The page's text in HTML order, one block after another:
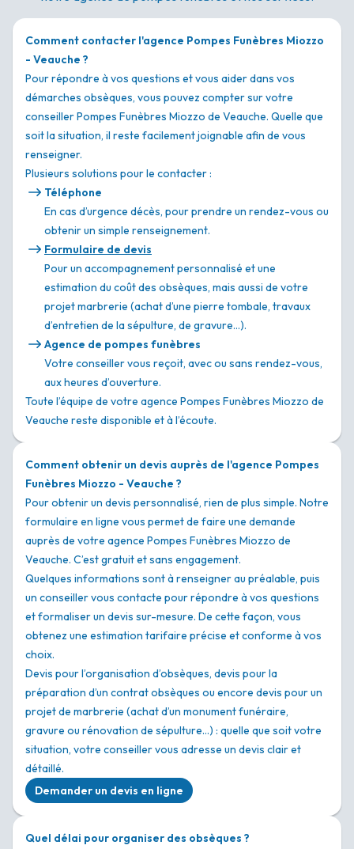
Comment contacter l'agence Pompes Funèbres Miozzo
- Veauche ?
Pour répondre à vos questions et vous aider dans vos
démarches obsèques, vous pouvez compter sur votre
conseiller Pompes Funèbres Miozzo de Veauche. Quelle que
soit la situation, il reste facilement joignable afin de vous
renseigner.
Plusieurs solutions pour le contacter :
Téléphone
En cas d’urgence décès, pour prendre un rendez-vous ou
obtenir un simple renseignement.
Formulaire de devis
Pour un accompagnement personnalisé et une
estimation du coût des obsèques, mais aussi de votre
projet marbrerie (achat d’une pierre tombale, travaux
d’entretien de la sépulture, de gravure…).
Agence de pompes funèbres
Votre conseiller vous reçoit, avec ou sans rendez-vous,
aux heures d’ouverture.
Toute l’équipe de votre agence Pompes Funèbres Miozzo de
Veauche reste disponible et à l’écoute.
Comment obtenir un devis auprès de l'agence Pompes
Funèbres Miozzo - Veauche ?
Pour obtenir un devis personnalisé, rien de plus simple. Notre
formulaire en ligne vous permet de faire une demande
auprès de votre agence Pompes Funèbres Miozzo de
Veauche. C’est gratuit et sans engagement.
Quelques informations sont à renseigner au préalable, puis
un conseiller vous contacte pour répondre à vos questions
et formaliser un devis sur-mesure. De cette façon, vous
obtenez une estimation tarifaire précise et conforme à vos
choix.
Devis pour l’organisation d’obsèques, devis pour la
préparation d’un contrat obsèques ou encore devis pour un
projet de marbrerie (achat d’un monument funéraire,
gravure ou rénovation de sépulture…) : quelle que soit votre
situation, votre conseiller vous adresse un devis clair et
détaillé.
Demander un devis en ligne
Quel délai pour organiser des obsèques ?